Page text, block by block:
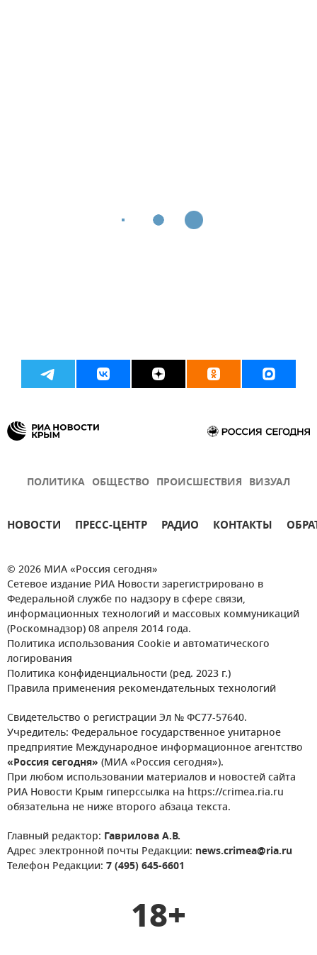
ПОЛИТИКА ОБЩЕСТВО ПРОИСШЕСТВИЯ ВИЗУАЛ
НОВОСТИ ПРЕСС-ЦЕНТР РАДИО КОНТАКТЫ
© 2026 МИА «Россия сегодня»
Сетевое издание РИА Новости зарегистрировано в
Федеральной службе по надзору в сфере связи,
информационных технологий и массовых коммуникаций
(Роскомнадзор) 08 апреля 2014 года.
Политика использования Cookie и автоматического
логирования
Политика конфиденциальности (ред. 2023 г.)
Правила применения рекомендательных технологий
Свидетельство о регистрации Эл № ФС77-57640.
Учредитель: Федеральное государственное унитарное
предприятие Международное информационное агентство
«Россия сегодня» (МИА «Россия сегодня»).
При любом использовании материалов и новостей сайта
РИА Новости Крым гиперссылка на https://crimea.ria.ru
обязательна не ниже второго абзаца текста.
Главный редактор: Гаврилова А.В.
Адрес электронной почты Редакции: news.crimea@ria.ru
Телефон Редакции: 7 (495) 645-6601
18+